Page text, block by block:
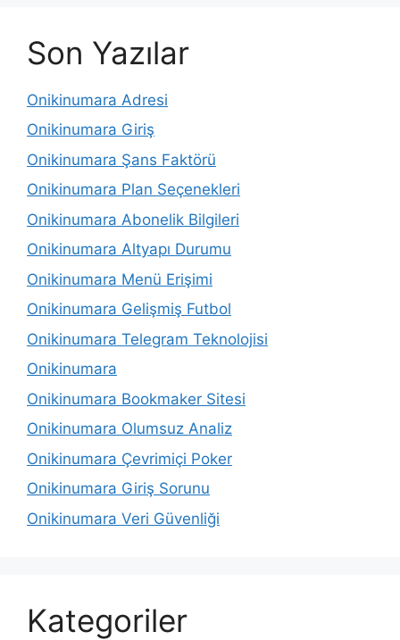
Son Yazılar
Onikinumara Adresi
Onikinumara Giriş
Onikinumara Şans Faktörü
Onikinumara Plan Seçenekleri
Onikinumara Abonelik Bilgileri
Onikinumara Altyapı Durumu
Onikinumara Menü Erişimi
Onikinumara Gelişmiş Futbol
Onikinumara Telegram Teknolojisi
Onikinumara
Onikinumara Bookmaker Sitesi
Onikinumara Olumsuz Analiz
Onikinumara Çevrimiçi Poker
Onikinumara Giriş Sorunu
Onikinumara Veri Güvenliği
Kategoriler